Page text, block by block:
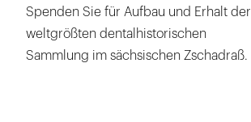
Spenden Sie für Aufbau und Erhalt der
weltgrößten dentalhistorischen
Sammlung im sächsischen Zschadraß.